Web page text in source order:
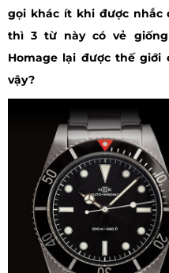
gọi khác ít khi được nhắc
thì 3 từ này có vẻ
Homage lại được thế giới
vậy?